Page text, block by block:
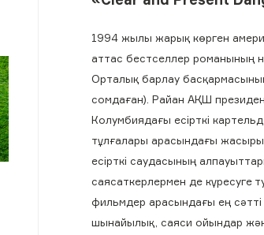
1994 жылы жарық көрген
аттас бестселлер романының
Орталық барлау
сомдаған). Райан АҚШ
Колумбиядағы есірткі
тұлғалары арасындағы жасырын
есірткі саудасының
саясаткерлермен де күресуге
фильмдер арасындағы ең
шынайылық, саяси ойындар